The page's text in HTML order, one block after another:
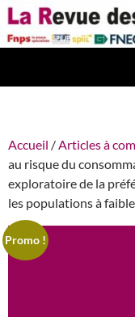
Aller
au
contenu
Accueil /Articles à
au risque du
exploratoire de la
les populations à
Promo !